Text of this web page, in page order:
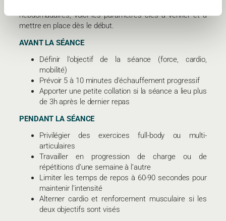
hebdomadaires, voici les paramètres clés à vérifier et à
mettre en place dès le début.
AVANT LA SÉANCE
Définir l’objectif de la séance (force, cardio,
mobilité)
Prévoir 5 à 10 minutes d’échauffement progressif
Apporter une petite collation si la séance a lieu plus
de 3h après le dernier repas
PENDANT LA SÉANCE
Privilégier des exercices full-body ou multi-
articulaires
Travailler en progression de charge ou de
répétitions d’une semaine à l’autre
Limiter les temps de repos à 60-90 secondes pour
maintenir l’intensité
Alterner cardio et renforcement musculaire si les
deux objectifs sont visés